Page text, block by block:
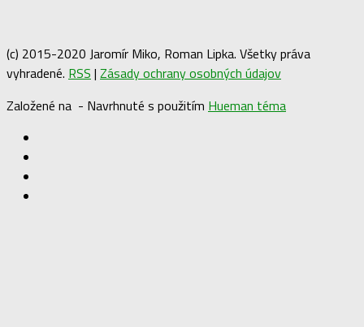
(c) 2015-2020 Jaromír Miko, Roman Lipka. Všetky práva
vyhradené. RSS | Zásady ochrany osobných údajov
Založené na - Navrhnuté s použitím Hueman téma